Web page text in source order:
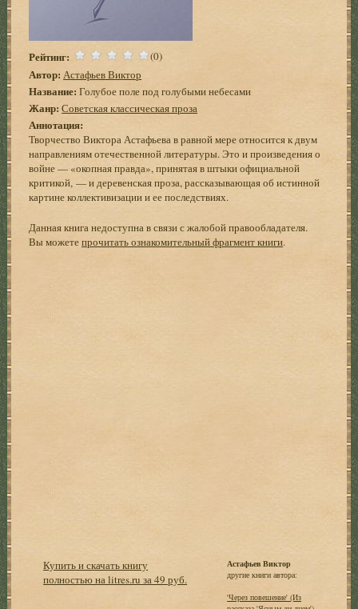
Рейтинг: (0)
Автор: Астафьев Виктор
Название: Голубое поле под голубыми небесами
Жанр: Советская классическая проза
Аннотация:
Творчество Виктора Астафьева в равной мере относится к двум
направлениям отечественной литературы. Это и произведения о
войне — «окопная правда», принятая в штыки официальной
критикой, — и деревенская проза, рассказывающая об истинной
картине коллективизации и ее последствиях.
Данная книга недоступна в связи с жалобой правообладателя.
Вы можетепрочитать ознакомительный фрагмент книги.
Купить и скачать книгу
полностью на litres.ru за 49 руб.
Астафьев Виктор
другие книги автора:
'Через повешение' (Из